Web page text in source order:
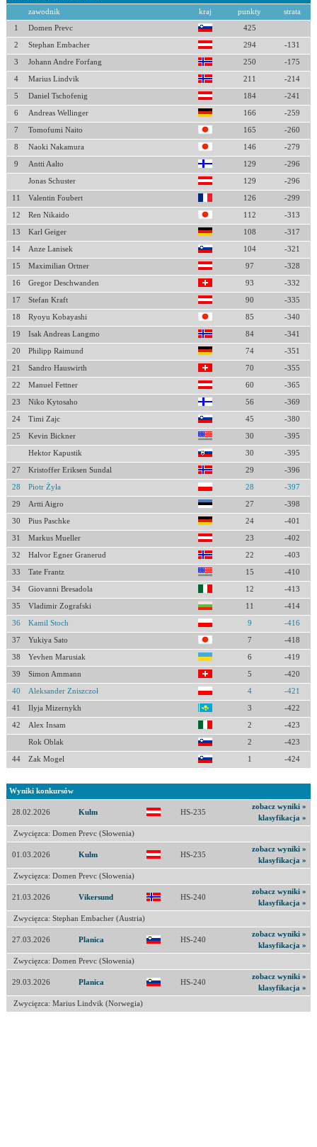
zawodnik kraj punkty strata
1 Domen Prevc 425
2 Stephan Embacher 294 -131
3 Johann Andre Forfang 250 -175
4 Marius Lindvik 211 -214
5 Daniel Tschofenig 184 -241
6 Andreas Wellinger 166 -259
7 Tomofumi Naito 165 -260
8 Naoki Nakamura 146 -279
9 Antti Aalto 129 -296
Jonas Schuster 129 -296
11 Valentin Foubert 126 -299
12 Ren Nikaido 112 -313
13 Karl Geiger 108 -317
14 Anze Lanisek 104 -321
15 Maximilian Ortner 97 -328
16 Gregor Deschwanden 93 -332
17 Stefan Kraft 90 -335
18 Ryoyu Kobayashi 85 -340
19 Isak Andreas Langmo 84 -341
20 Philipp Raimund 74 -351
21 Sandro Hauswirth 70 -355
22 Manuel Fettner 60 -365
23 Niko Kytosaho 56 -369
24 Timi Zajc 45 -380
25 Kevin Bickner 30 -395
Hektor Kapustik 30 -395
27 Kristoffer Eriksen Sundal 29 -396
28 Piotr Żyła 28 -397
29 Artti Aigro 27 -398
30 Pius Paschke 24 -401
31 Markus Mueller 23 -402
32 Halvor Egner Granerud 22 -403
33 Tate Frantz 15 -410
34 Giovanni Bresadola 12 -413
35 Vladimir Zografski 11 -414
36 Kamil Stoch 9 -416
37 Yukiya Sato 7 -418
38 Yevhen Marusiak 6 -419
39 Simon Ammann 5 -420
40 Aleksander Zniszczoł 4 -421
41 Ilyja Mizernykh 3 -422
42 Alex Insam 2 -423
Rok Oblak 2 -423
44 Zak Mogel 1 -424
Wyniki konkursów
28.02.2026 Kulm HS-235
zobacz wyniki »
klasyfikacja »
Zwycięzca: Domen Prevc (Słowenia)
01.03.2026 Kulm HS-235
zobacz wyniki »
klasyfikacja »
Zwycięzca: Domen Prevc (Słowenia)
21.03.2026 Vikersund HS-240
zobacz wyniki »
klasyfikacja »
Zwycięzca: Stephan Embacher (Austria)
27.03.2026 Planica HS-240
zobacz wyniki »
klasyfikacja »
Zwycięzca: Domen Prevc (Słowenia)
29.03.2026 Planica HS-240
zobacz wyniki »
klasyfikacja »
Zwycięzca: Marius Lindvik (Norwegia)